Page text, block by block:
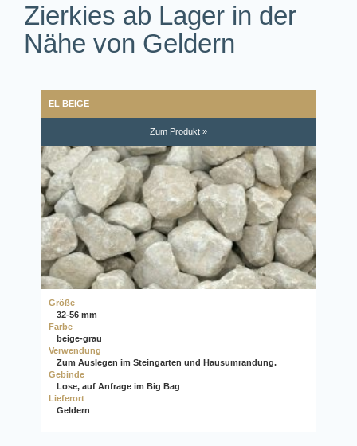
Zierkies ab Lager in der
Nähe von Geldern
EL BEIGE
Zum Produkt »
Größe
32-56 mm
Farbe
beige-grau
Verwendung
Zum Auslegen im Steingarten und Hausumrandung.
Gebinde
Lose, auf Anfrage im Big Bag
Lieferort
Geldern